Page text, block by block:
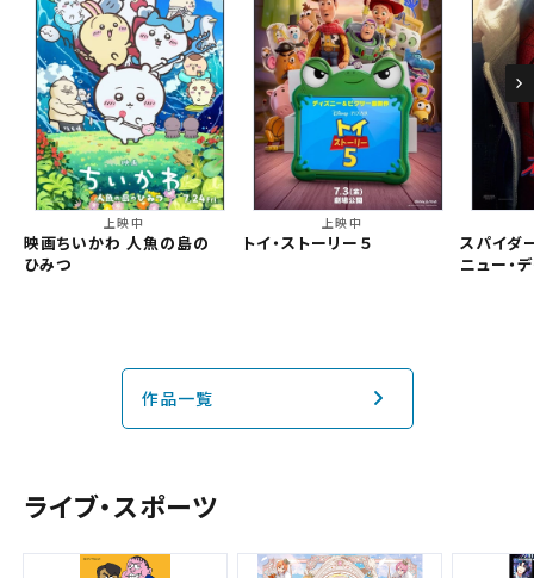
上映中
映画ちいかわ 人魚の島の
ひみつ
上映中
トイ・ストーリー５
スパイダ
ニュー・
作品一覧
ライブ・スポーツ